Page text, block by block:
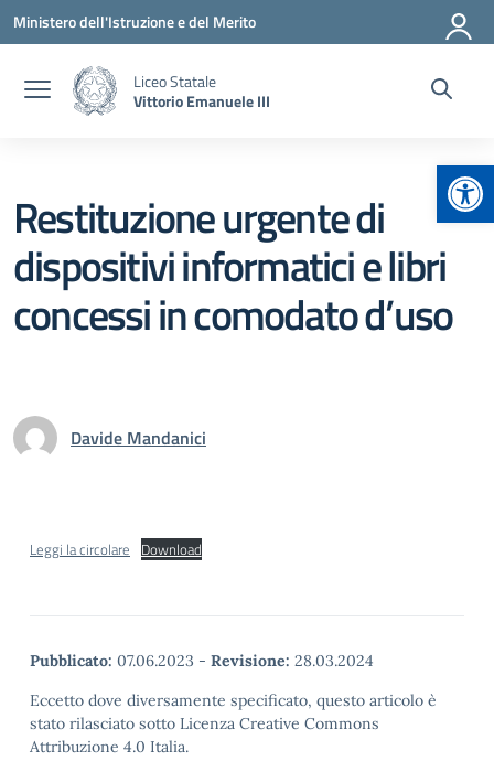
Vai ai contenuti
Vai al menu di navigazione
Vai al footer
Ministero dell'Istruzione e del Merito
Liceo Statale
Vittorio Emanuele III
Restituzione urgente di
dispositivi informatici e libri
concessi in comodato d’uso
Davide Mandanici
Leggi la circolare Download
Pubblicato: 07.06.2023 - Revisione: 28.03.2024
Eccetto dove diversamente specificato, questo articolo è
stato rilasciato sotto Licenza Creative Commons
Attribuzione 4.0 Italia.